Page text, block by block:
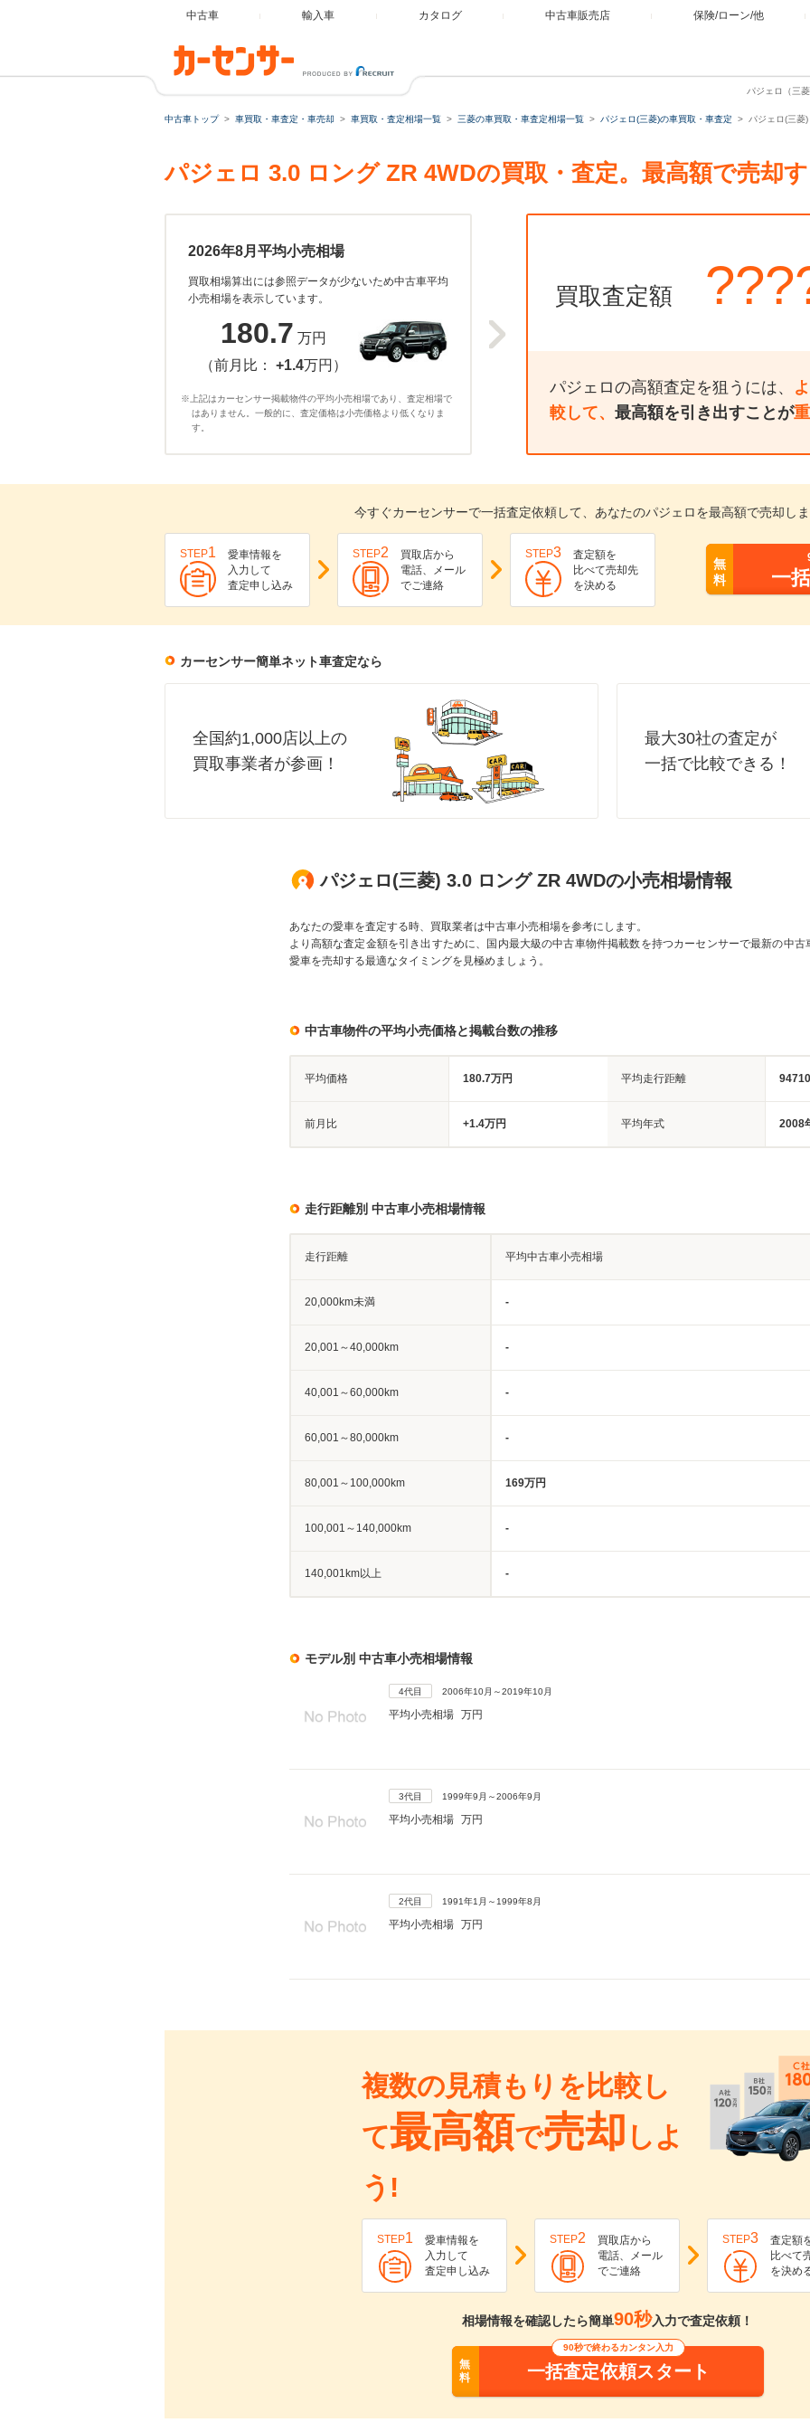
中古車 輸入車 カタログ 中古車販売店 保険/ローン/他
パジェロ（三
中古車トップ 車買取・車査定・車売却 車買取・査定相場一覧 三菱の車買取・車査定相場一覧 パジェロ(三菱)の車買取・車査定 パジェロ(三菱
パジェロ 3.0 ロング ZR 4WDの買取・査定。最高額で売却
2026年8月平均小売相場
買取相場算出には参照データが少ないため中古車平均
小売相場を表示しています。
180.7 万円
（前月比： +1.4万円）
※上記はカーセンサー掲載物件の平均小売相場であり、査定相場で
はありません。一般的に、査定価格は小売価格より低くなりま
す。
買取査定額
パジェロの高額査定を狙うには、
較して、 最高額を引き出すことが
今すぐカーセンサーで一括査定依頼して、あなたのパジェロを最高額で売却しま
STEP1
愛車情報を
入力して
査定申し込み
STEP2
買取店から
電話、メール
でご連絡
STEP3
査定額を
比べて売却先
を決める
無
料
一
カーセンサー簡単ネット車査定なら
全国約1,000店以上の
買取事業者が参画！
最大30社の査定が
一括で比較できる！
パジェロ(三菱) 3.0 ロング ZR 4WDの小売相場情報
あなたの愛車を査定する時、買取業者は中古車小売相場を参考にします。
より高額な査定金額を引き出すために、国内最大級の中古車物件掲載数を持つカーセンサーで最新の中古
愛車を売却する最適なタイミングを見極めましょう。
中古車物件の平均小売価格と掲載台数の推移
平均価格 180.7万円 平均走行距離
前月比 +1.4万円 平均年式 2008
走行距離別 中古車小売相場情報
走行距離 平均中古車小売相場
20,000km未満 -
20,001～40,000km -
40,001～60,000km -
60,001～80,000km -
80,001～100,000km 169万円
100,001～140,000km -
140,001km以上 -
モデル別 中古車小売相場情報
4代目 2006年10月～2019年10月
平均小売相場 万円
3代目 1999年9月～2006年9月
平均小売相場 万円
2代目 1991年1月～1999年8月
平均小売相場 万円
複数の見積もりを比較し
て最高額で売却 しよ
う!
STEP1
愛車情報を
入力して
査定申し込み
STEP2
買取店から
電話、メール
でご連絡
STEP3
査定額
比べて
を決め
相場情報を確認したら簡単90秒入力で査定依頼！
無
料
90秒で終わるカンタン入力
一括査定依頼スタート